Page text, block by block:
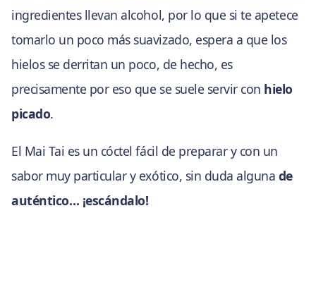
ingredientes llevan alcohol, por lo que si te apetece
tomarlo un poco más suavizado, espera a que los
hielos se derritan un poco, de hecho, es
precisamente por eso que se suele servir con hielo
picado.
El Mai Tai es un cóctel fácil de preparar y con un
sabor muy particular y exótico, sin duda alguna de
auténtico… ¡escándalo!